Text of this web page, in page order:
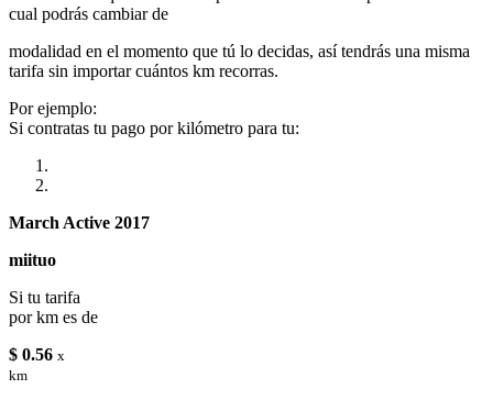
cual podrás cambiar de
modalidad en el momento que tú lo decidas, así tendrás una misma
tarifa sin importar cuántos km recorras.
Por ejemplo:
Si contratas tu pago por kilómetro para tu:
March Active 2017
miituo
Si tu tarifa
por km es de
$ 0.56 x
km